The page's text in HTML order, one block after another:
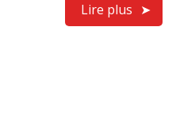
Lire plus